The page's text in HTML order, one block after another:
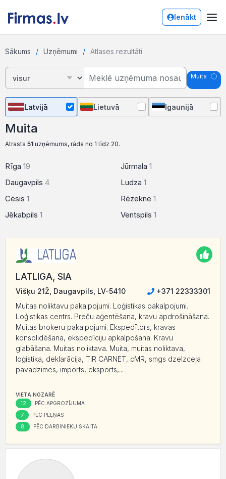
Ienākt
Sākums Uzņēmumi Atlases rezultāti
Muita
Latvijā Lietuvā Igaunijā
Muita
Atrasts 51 uzņēmums, rāda no 1 līdz 20.
Rīga 19
Daugavpils 4
Cēsis 1
Jēkabpils 1
Jūrmala 1
Ludza 1
Rēzekne 1
Ventspils 1
LATLIGA, SIA
Višķu 21Ž, Daugavpils, LV-5410
+371 22333301
Muitas noliktavu pakalpojumi. Loģistikas pakalpojumi.
Loģistikas centrs. Preču aģentēšana, kravu apdrošināšana.
Muitas brokeru pakalpojumi. Ekspedītors, kravas
konsolidēšana, ekspedīciju apkalpošana. Kravu
glabāšana. Muitas noliktava. Muita, muitas noliktava,
loģistika, deklarācija, TIR CARNET, cMR, smgs dzelzceļa
pavadzīmes, imports, eksports,...
VIETA NOZARĒ
12 PĒC APGROZĪJUMA
7 PĒC PEĻŅAS
8 PĒC DARBINIEKU SKAITA